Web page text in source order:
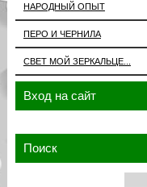
НАРОДНЫЙ ОПЫТ
ПЕРО И ЧЕРНИЛА
СВЕТ МОЙ ЗЕРКАЛЬЦЕ...
Вход на сайт
Поиск